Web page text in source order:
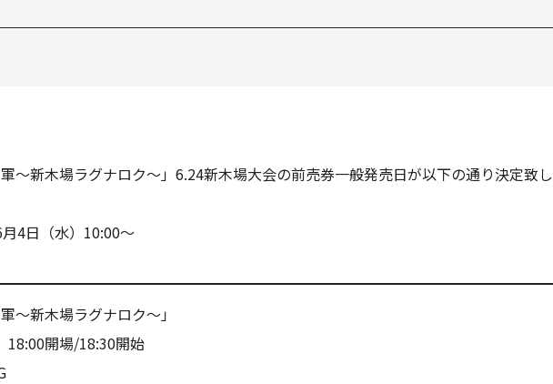
軍～新木場ラグナロク～」6.24新木場大会の前売券一般発売日が以下の通り決定致
4日（水）10:00～
～新木場ラグナロク～」
18:00開場/18:30開始